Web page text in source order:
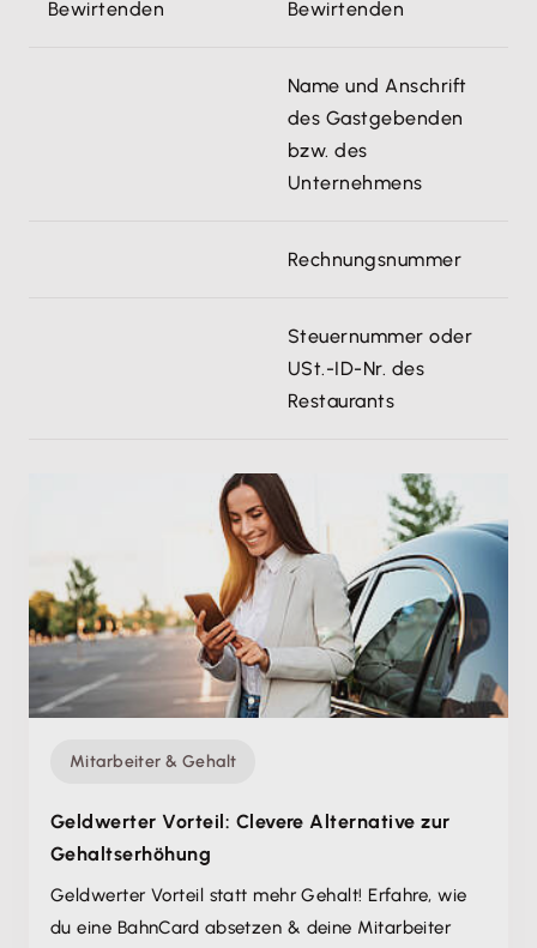
Bewirtenden Bewirtenden
Name und Anschrift
des Gastgebenden
bzw. des
Unternehmens
Rechnungsnummer
Steuernummer oder
USt.-ID-Nr. des
Restaurants
Mitarbeiter & Gehalt
Geldwerter Vorteil: Clevere Alternative zur
Gehaltserhöhung
Geldwerter Vorteil statt mehr Gehalt! Erfahre, wie
du eine BahnCard absetzen & deine Mitarbeiter